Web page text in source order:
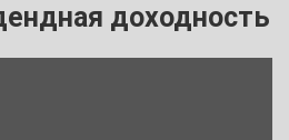
доходность